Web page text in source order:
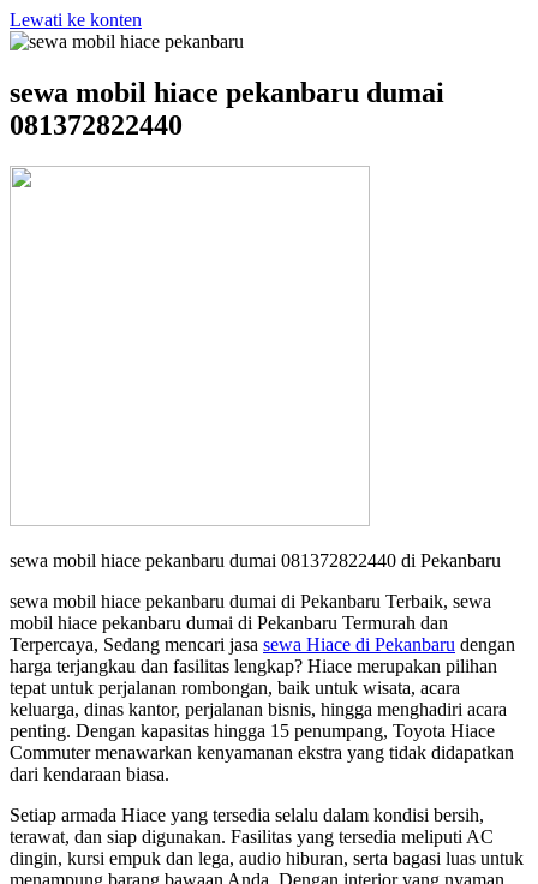
Lewati ke konten
sewa mobil hiace pekanbaru dumai
081372822440
sewa mobil hiace pekanbaru dumai 081372822440 di Pekanbaru
sewa mobil hiace pekanbaru dumai di Pekanbaru Terbaik, sewa
mobil hiace pekanbaru dumai di Pekanbaru Termurah dan
Terpercaya, Sedang mencari jasa sewa Hiace di Pekanbaru dengan
harga terjangkau dan fasilitas lengkap? Hiace merupakan pilihan
tepat untuk perjalanan rombongan, baik untuk wisata, acara
keluarga, dinas kantor, perjalanan bisnis, hingga menghadiri acara
penting. Dengan kapasitas hingga 15 penumpang, Toyota Hiace
Commuter menawarkan kenyamanan ekstra yang tidak didapatkan
dari kendaraan biasa.
Setiap armada Hiace yang tersedia selalu dalam kondisi bersih,
terawat, dan siap digunakan. Fasilitas yang tersedia meliputi AC
dingin, kursi empuk dan lega, audio hiburan, serta bagasi luas untuk
menampung barang bawaan Anda. Dengan interior yang nyaman,